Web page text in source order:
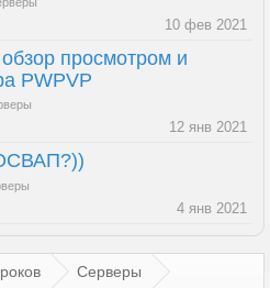
10 фев 2021
просмотром и
PWPVP
12 янв 2021
4 янв 2021
Серверы